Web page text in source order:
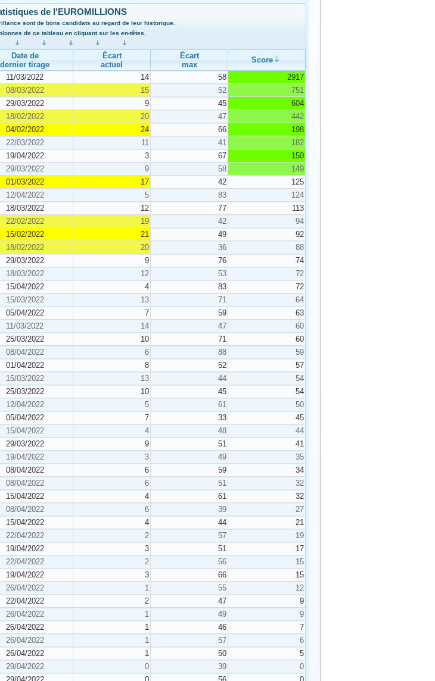
de l'EUROMILLIONS
sont de bons candidats au regard de leur historique.
de ce tableau en cliquant sur les en-têtes.
Date de
dernier tirage
Écart
actuel
Écart
max
Score
11/03/2022 14 58
2917
08/03/2022 15 52
751
29/03/2022 9 45
604
18/02/2022 20 47
442
04/02/2022 24 66
198
22/03/2022 11 41
182
19/04/2022 3 67
150
29/03/2022 9 58
149
01/03/2022 17 42
125
12/04/2022 5 83
124
18/03/2022 12 77
113
22/02/2022 19 42
94
15/02/2022 21 49
92
18/02/2022 20 36
88
29/03/2022 9 76
74
18/03/2022 12 53
72
15/04/2022 4 83
72
15/03/2022 13 71
64
05/04/2022 7 59
63
11/03/2022 14 47
60
25/03/2022 10 71
60
08/04/2022 6 88
59
01/04/2022 8 52
57
15/03/2022 13 44
54
25/03/2022 10 45
54
12/04/2022 5 61
50
05/04/2022 7 33
45
15/04/2022 4 48
44
29/03/2022 9 51
41
19/04/2022 3 49
35
08/04/2022 6 59
34
08/04/2022 6 51
32
15/04/2022 4 61
32
08/04/2022 6 39
27
15/04/2022 4 44
21
22/04/2022 2 57
19
19/04/2022 3 51
17
22/04/2022 2 56
15
19/04/2022 3 66
15
26/04/2022 1 55
12
22/04/2022 2 47
9
26/04/2022 1 49
9
26/04/2022 1 46
7
26/04/2022 1 57
6
26/04/2022 1 50
5
29/04/2022 0 39
0